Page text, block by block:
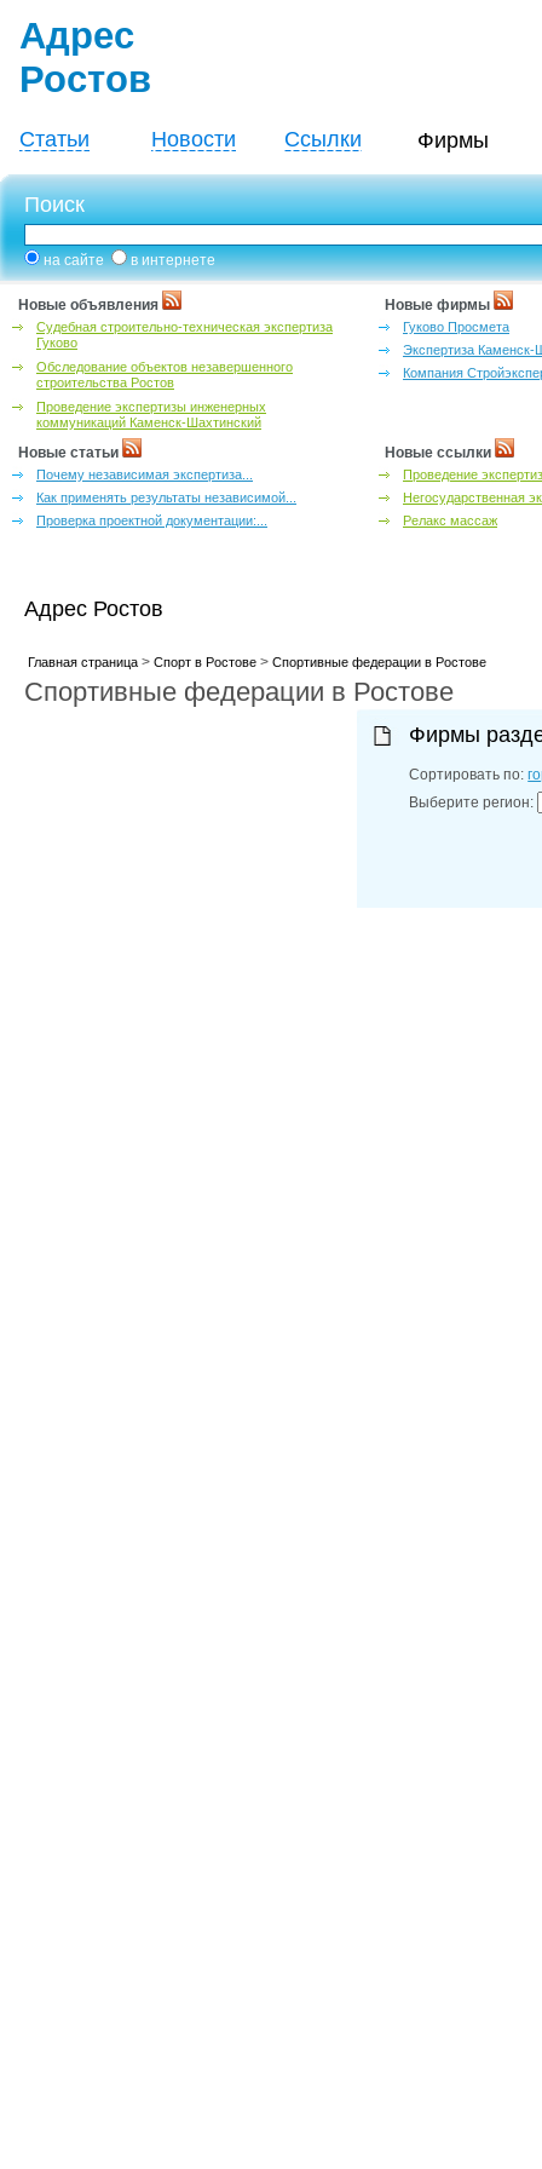
Адрес
Ростов
Статьи Новости Ссылки Фирмы
Поиск
на сайте в интернете
Новые объявления
Судебная строительно-техническая экспертиза
Гуково
Обследование объектов незавершенного
строительства Ростов
Проведение экспертизы инженерных
коммуникаций Каменск-Шахтинский
Новые фирмы
Гуково Просмета
Экспертиза Каменск-
Компания
Новые статьи
Почему независимая экспертиза...
Как применять результаты независимой...
Проверка проектной документации:...
Новые ссылки
Проведение
Негосударственная
Релакс массаж
Адрес Ростов
Главная страница> Спорт в Ростове> Спортивные федерации в Ростове
Спортивные федерации в Ростове
Фирмы
Сортировать по:
Выберите регион: